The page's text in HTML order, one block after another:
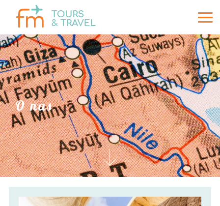
O nas